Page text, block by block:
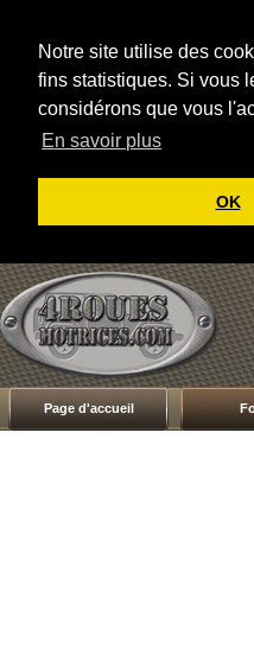
Notre site utilise des
fins statistiques. Si vous
considérons que vous
En savoir plus
OK
Page d'accueil